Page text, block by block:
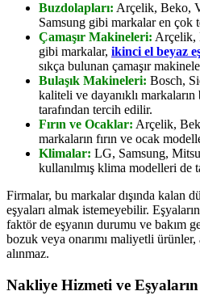
Buzdolapları: Arçelik, Beko,
Samsung gibi markalar en çok
Çamaşır Makineleri: Arçelik,
gibi markalar, ikinci el beyaz
sıkça bulunan çamaşır
Bulaşık Makineleri: Bosch,
kaliteli ve dayanıklı markaların
tarafından tercih edilir.
Fırın ve Ocaklar: Arçelik,
markaların fırın ve ocak
Klimalar: LG, Samsung,
kullanılmış klima modelleri de
Firmalar, bu markalar dışında kalan
eşyaları almak istemeyebilir.
faktör de eşyanın durumu ve bakım
bozuk veya onarımı maliyetli ürünler,
alınmaz.
Nakliye Hizmeti ve Eşyaların